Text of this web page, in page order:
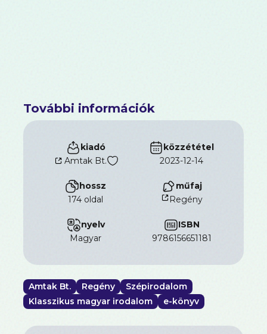
További információk
kiadó
Amtak Bt.
közzététel
2023-12-14
hossz
174 oldal
műfaj
Regény
nyelv
magyar
ISBN
9786156651181
Amtak Bt. Regény
Szépirodalom
Klasszikus magyar irodalom
e-könyv